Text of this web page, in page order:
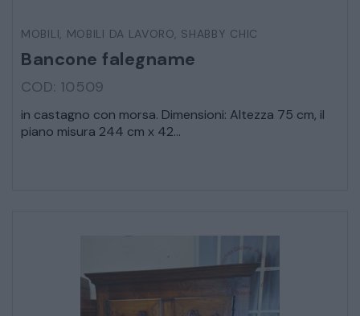
CATALOGO COMPLETO
MOBILI
MOBILI, MOBILI DA LAVORO, SHABBY CHIC
Bancone falegname
COD: 10509
in castagno con morsa. Dimensioni: Altezza 75 cm, il
piano misura 244 cm x 42...